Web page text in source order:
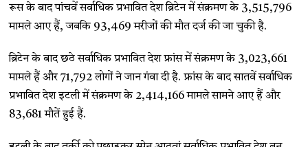
रूस के बाद पांचवें सर्वाधिक प्रभावित देश ब्रिटेन में संक्रमण के 3,515,796
मामले आए हैं, जबकि 93,469 मरीजों की मौत दर्ज की जा चुकी है.
ब्रिटेन के बाद छठे सर्वाधिक प्रभावित देश फ्रांस में संक्रमण के 3,023,661
मामले हैं और 71,792 लोगों ने जान गंवा दी है. फ्रांस के बाद सातवें सर्वाधिक
प्रभावित देश इटली में संक्रमण के 2,414,166 मामले सामने आए हैं और
83,681 मौतें हुई हैं.